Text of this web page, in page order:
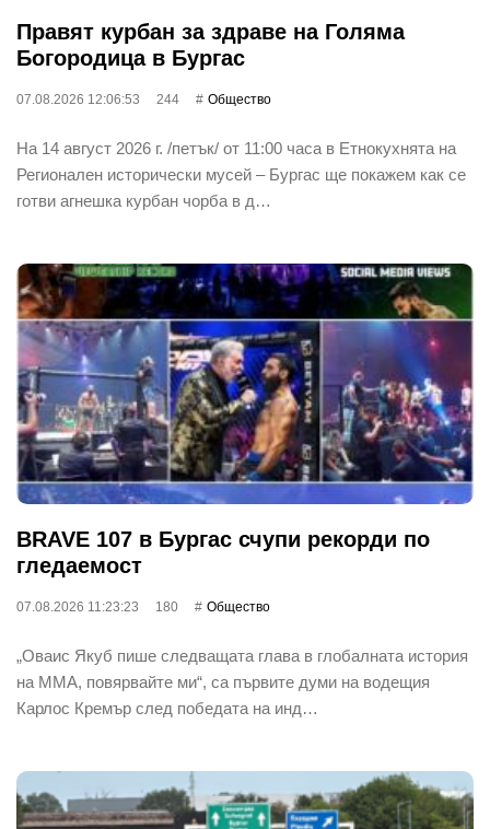
Правят курбан за здраве на Голяма
Богородица в Бургас
07.08.2026 12:06:53 244 Общество
На 14 август 2026 г. /петък/ от 11:00 часа в Етнокухнята на
Регионален исторически мусей – Бургас ще покажем как се
готви агнешка курбан чорба в д…
BRAVE 107 в Бургас счупи рекорди по
гледаемост
07.08.2026 11:23:23 180 Общество
„Оваис Якуб пише следващата глава в глобалната история
на ММА, повярвайте ми“, са първите думи на водещия
Карлос Кремър след победата на инд…